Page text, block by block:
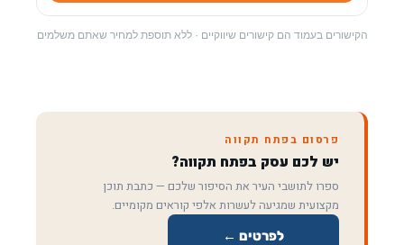
הקישורים בעמוד הם קישורים שיווקיים · ללא תוספת למחיר שאתם משלמים
פרסום בפתח תקווה
יש לכם עסק בפתח תקווה?
ספרו לתושבי העיר את הסיפור שלכם — כתבת תוכן
מקצועית שמגיעה לעשרות אלפי קוראים מקומיים.
לפרטים ←